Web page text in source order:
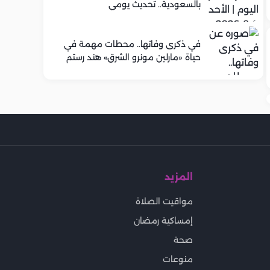
بالسعودية.. تحديث يومي
في ذكرى وفاتها.. محطات مهمة في
حياة «مارلين مونرو الشرق» هند رستم
المزيد
مواقيت الصلاة
إمساكية رمضان
صحة
منوعات